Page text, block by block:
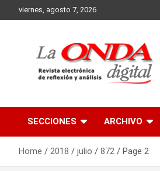
to
viernes, agosto 7, 2026
SECCIONES ARCHIVO
Home 2018 julio 872 Page 2